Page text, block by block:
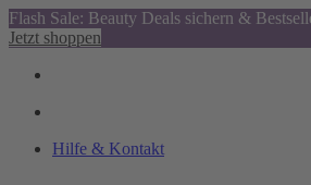
Flash Sale: Beauty Deals sichern &
Jetzt shoppen
Hilfe & Kontakt